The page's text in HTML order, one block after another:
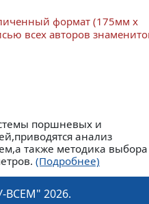
формат (175мм x
всех авторов
поршневых и
анализ
также методика
(Подробнее)
2026.